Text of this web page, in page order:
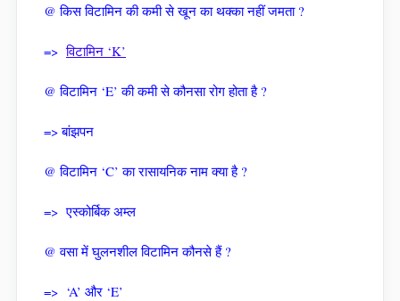
@ किस विटामिन की कमी से खून का थक्का नहीं जमता ?
=>विटामिन ‘K’
@ विटामिन ‘E’ की कमी से कौनसा रोग होता है ?
=> बांझपन
@ विटामिन ‘C’ का रासायनिक नाम क्या है ?
=> एस्कोर्बिक अम्ल
@ वसा में घुलनशील विटामिन कौनसे हैं ?
=> ‘A’ और ‘E’